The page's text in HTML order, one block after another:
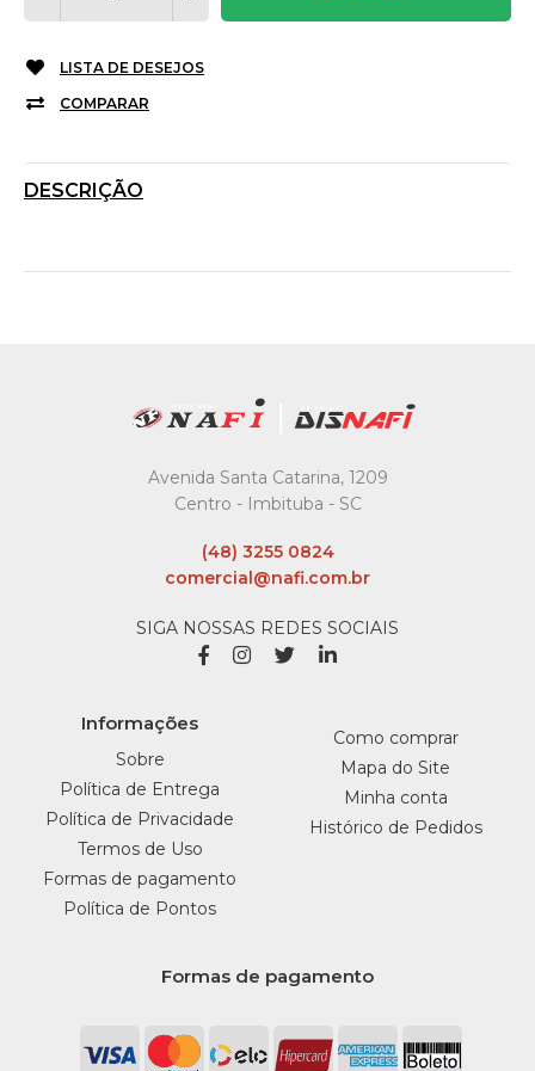
LISTA DE DESEJOS
COMPARAR
DESCRIÇÃO
Avenida Santa Catarina, 1209
Centro - Imbituba - SC
(48) 3255 0824
comercial@nafi.com.br
SIGA NOSSAS REDES SOCIAIS
Informações
Sobre
Política de Entrega
Política de Privacidade
Termos de Uso
Formas de pagamento
Política de Pontos
Como comprar
Mapa do Site
Minha conta
Histórico de Pedidos
Formas de pagamento